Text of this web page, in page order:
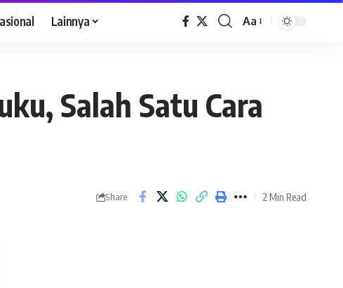
Lainnya Aa
Salah Satu Cara
Share 2 Min Read